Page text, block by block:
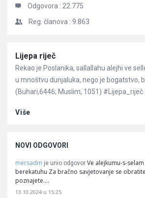
Odgovora : 22.775
Reg. članova : 9.863
Članci
Lijepa riječ
Rekao je Poslanika, sallallahu alejhi ve
u mnoštvu dunjaluka, nego je bogatstvo,
(Buhari,6446; Muslim, 1051) #Lijepa_riječ
Više
NOVI ODGOVORI
mersadm je unio odgovor Ve alejkumu-s-
berekatuhu Za bračno savjetovanje se
poznajete.…
13.10.2024 u 15:25